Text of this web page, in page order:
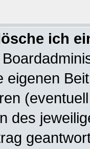
ich
eigenen
des